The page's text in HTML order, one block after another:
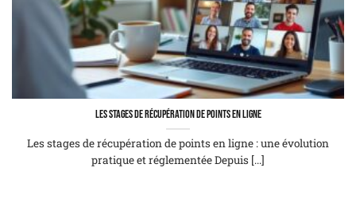
Les stages de récupération de points en ligne
Les stages de récupération de points en ligne : une évolution
pratique et réglementée Depuis [...]